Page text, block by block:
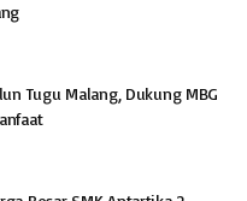
Tugu Malang, Dukung MBG